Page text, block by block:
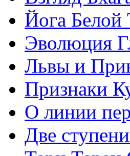
Йога Белой
Эволюция
Львы и
Признаки
О линии
Две